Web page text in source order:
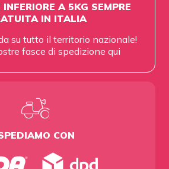
A 5KG SEMPRE
IN ITALIA
su tutto il territorio nazionale!
fasce di spedizione qui
CON